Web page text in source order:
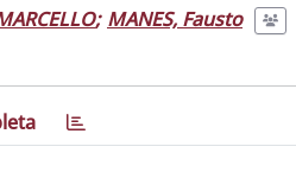
; MANES, Fausto